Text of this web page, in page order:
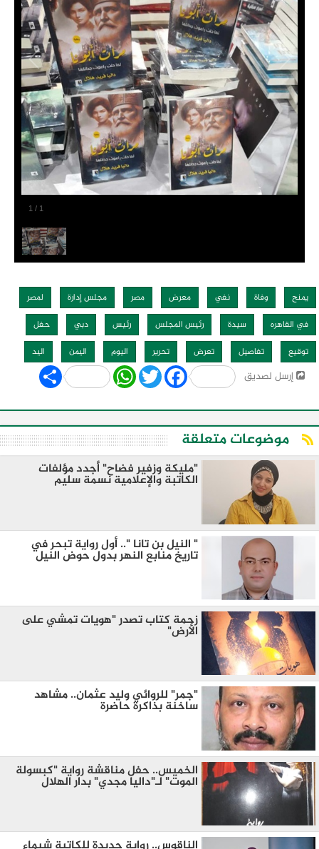
1 / 1
يمنح وفاة نفي معرض مصر مجلس إدارة
لمصر
في القاهره
سيدة رئيس المجلس رئيس دبي
حفل
توقيع
تفاصيل تعرض تحرير اليوم اليمن اليد
إرسل لصديق Share WhatsApp
Twitter Facebook
موضوعات متعلقة
"مليكة وزفير فضاح" أجدد مؤلفات
الكاتبة والإعلامية نسمة سليم
" النيل بن تانا ".. أول رواية تبحر في
تاريخ منابع النهر بدول حوض النيل
زحمة كتاب تصدر "هويات تمشي على
الأرض"
"جمر" للروائي وليد عثمان.. مشاهد
ساخنة بذاكرة حاضرة
الخميس.. حفل مناقشة رواية "كبسولة
الموت" لـ"داليا مجدي" بدار الهلال